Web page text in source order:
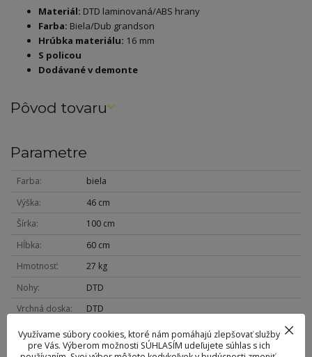
Materiál: DTD laminovaná/ABS hrany
Farba: Biela/Dub grandson
Hrúbka materiálu: 16 mm
S policou
Dodávané v demonte
Pôvod tovaru
Parametre
Farba
biela
Výška
46 cm
Šírka
100 cm
Hĺbka
60 cm
Hmotnosť
27 kg
Nohy
DTD
Vrchná doska
DTD
Využívame súbory cookies, ktoré nám pomáhajú zlepšovať služby
pre Vás. Výberom možnosti SÚHLASÍM udeľujete súhlas s ich